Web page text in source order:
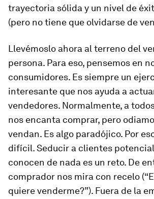
trayectoria sólida y un nivel de
(pero no tiene que olvidarse de
Llevémoslo ahora al terreno del
persona. Para eso, pensemos en
consumidores. Es siempre un
interesante que nos ayuda a
vendedores. Normalmente, a
nos encanta comprar, pero
vendan. Es algo paradójico. Por
difícil. Seducir a clientes
conocen de nada es un reto. De
comprador nos mira con recelo
quiere venderme?”). Fuera de la